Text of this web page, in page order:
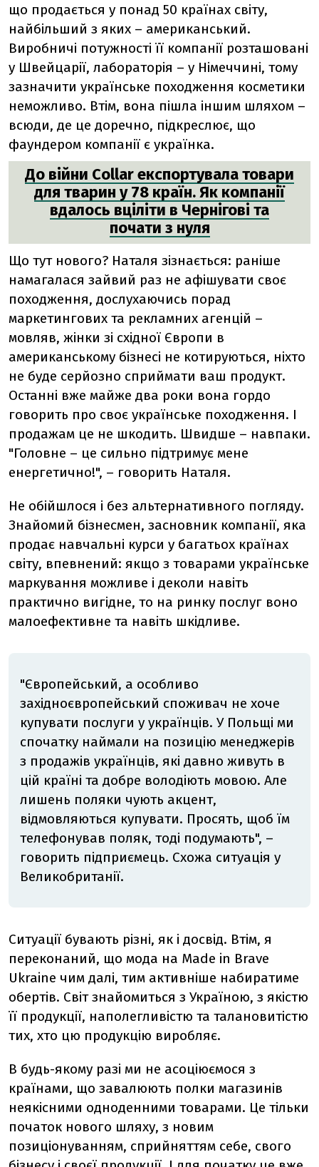
що продається у понад 50 країнах світу,
найбільший з яких – американський.
Виробничі потужності її компанії розташовані
у Швейцарії, лабораторія – у Німеччині, тому
зазначити українське походження косметики
неможливо. Втім, вона пішла іншим шляхом –
всюди, де це доречно, підкреслює, що
фаундером компанії є українка.
До війни Collar експортувала товари
для тварин у 78 країн. Як компанії
вдалось вціліти в Чернігові та
почати з нуля
Що тут нового? Наталя зізнається: раніше
намагалася зайвий раз не афішувати своє
походження, дослухаючись порад
маркетингових та рекламних агенцій –
мовляв, жінки зі східної Європи в
американському бізнесі не котируються, ніхто
не буде серйозно сприймати ваш продукт.
Останні вже майже два роки вона гордо
говорить про своє українське походження. І
продажам це не шкодить. Швидше – навпаки.
"Головне – це сильно підтримує мене
енергетично!", – говорить Наталя.
Не обійшлося і без альтернативного погляду.
Знайомий бізнесмен, засновник компанії, яка
продає навчальні курси у багатьох країнах
світу, впевнений: якщо з товарами українське
маркування можливе і деколи навіть
практично вигідне, то на ринку послуг воно
малоефективне та навіть шкідливе.
"Європейський, а особливо
західноєвропейський споживач не хоче
купувати послуги у українців. У Польщі ми
спочатку наймали на позицію менеджерів
з продажів українців, які давно живуть в
цій країні та добре володіють мовою. Але
лишень поляки чують акцент,
відмовляються купувати. Просять, щоб їм
телефонував поляк, тоді подумають", –
говорить підприємець. Схожа ситуація у
Великобританії.
Ситуації бувають різні, як і досвід. Втім, я
переконаний, що мода на Made in Brave
Ukraine чим далі, тим активніше набиратиме
обертів. Світ знайомиться з Україною, з якістю
її продукції, наполегливістю та талановитістю
тих, хто цю продукцію виробляє.
В будь-якому разі ми не асоціюємося з
країнами, що завалюють полки магазинів
неякісними одноденними товарами. Це тільки
початок нового шляху, з новим
позиціонуванням, сприйняттям себе, свого